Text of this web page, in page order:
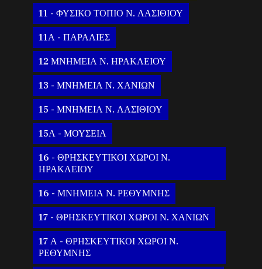
11 - ΦΥΣΙΚΟ ΤΟΠΙΟ Ν. ΛΑΣΙΘΙΟΥ
11Α - ΠΑΡΑΛΙΕΣ
12 ΜΝΗΜΕΙΑ Ν. ΗΡΑΚΛΕΙΟΥ
13 - ΜΝΗΜΕΙΑ Ν. ΧΑΝΙΩΝ
15 - ΜΝΗΜΕΙΑ Ν. ΛΑΣΙΘΙΟΥ
15Α - ΜΟΥΣΕΙΑ
16 - ΘΡΗΣΚΕΥΤΙΚΟΙ ΧΩΡΟΙ Ν.
ΗΡΑΚΛΕΙΟΥ
16 - ΜΝΗΜΕΙΑ Ν. ΡΕΘΥΜΝΗΣ
17 - ΘΡΗΣΚΕΥΤΙΚΟΙ ΧΩΡΟΙ Ν. ΧΑΝΙΩΝ
17 Α - ΘΡΗΣΚΕΥΤΙΚΟΙ ΧΩΡΟΙ Ν.
ΡΕΘΥΜΝΗΣ